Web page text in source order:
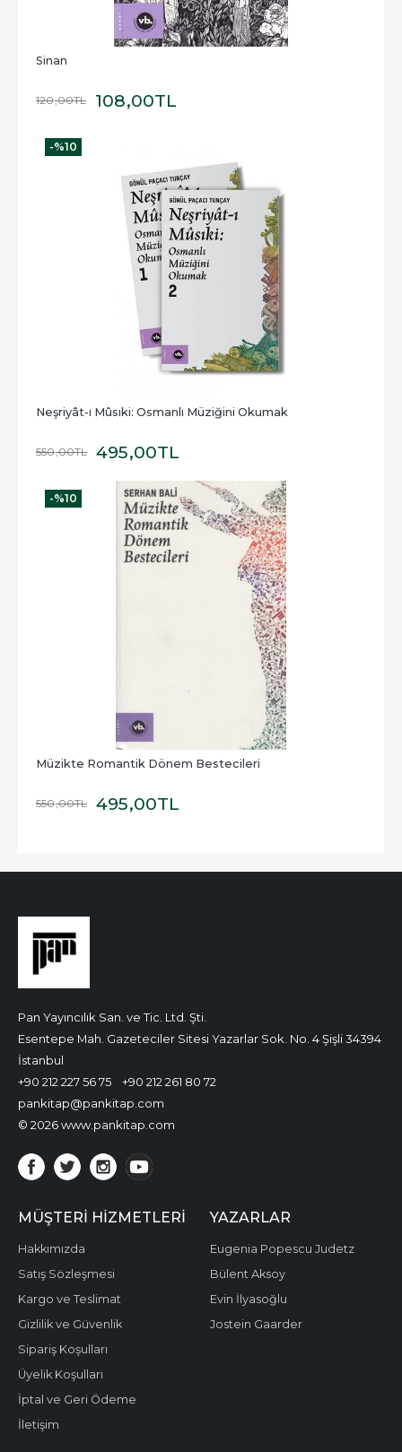
Sinan
120,00TL 108,00TL
-%10
Neşriyât-ı Mûsıki: Osmanlı Müziğini Okumak
550,00TL 495,00TL
-%10
Müzikte Romantik Dönem Bestecileri
550,00TL 495,00TL
Pan Yayıncılık San. ve Tic. Ltd. Şti.
Esentepe Mah. Gazeteciler Sitesi Yazarlar Sok. No. 4 Şişli 34394
İstanbul
+90 212 227 56 75
+90 212 261 80 72
pankitap@pankitap.com
© 2026 www.pankitap.com
MÜŞTERI HIZMETLERI
Hakkımızda
Satış Sözleşmesi
Kargo ve Teslimat
Gizlilik ve Güvenlik
Sipariş Koşulları
Üyelik Koşulları
İptal ve Geri Ödeme
İletişim
YAZARLAR
Eugenia Popescu Judetz
Bülent Aksoy
Evin İlyasoğlu
Jostein Gaarder